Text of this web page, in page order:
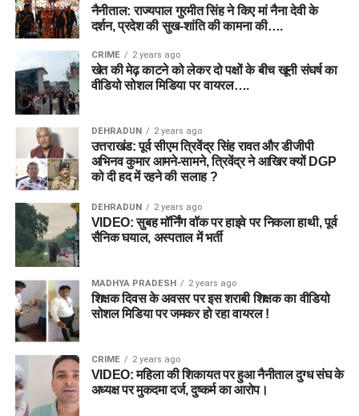
नैनीताल: राज्यपाल गुरमीत सिंह ने किए मां नैना देवी के
दर्शन, प्रदेश की सुख-शांति की कामना की….
CRIME 2 years ago
खेत की मेढ़ काटने को लेकर दो पक्षों के बीच खूनी संघर्ष का
वीडियो सोशल मिडिया पर वायरल….
DEHRADUN 2 years ago
उत्तराखंड: पूर्व सीएम त्रिवेंद्र सिंह रावत और डीजीपी
अभिनव कुमार आमने-सामने, त्रिवेंद्र ने आखिर क्यों DGP
को दी हद में रहने की सलाह ?
DEHRADUN 2 years ago
VIDEO: सुबह मॉर्निंग वॉक पर हाइवे पर निकला हाथी, पूर्व
सैनिक घयाल, अस्पताल में भर्ती
MADHYA PRADESH 2 years ago
शिक्षक दिवस के अवसर पर इस शराबी शिक्षक का वीडियो
सोशल मिडिया पर जमकर हो रहा वायरल !
CRIME 2 years ago
VIDEO: महिला की शिकायत पर हुआ नैनीताल दुग्ध संघ के
अध्यक्ष पर मुकदमा दर्ज, दुष्कर्म का आरोप।